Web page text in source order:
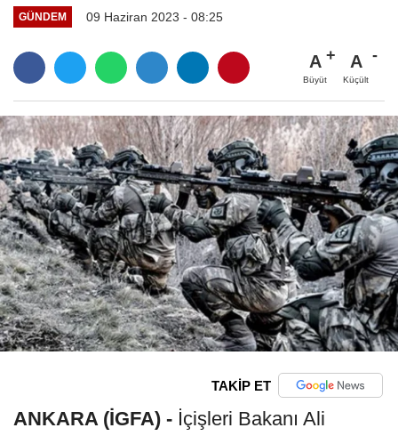
GÜNDEM 09 Haziran 2023 - 08:25
A
Büyüt
A
Küçült
TAKİP ET
ANKARA (İGFA) - İçişleri Bakanı Ali